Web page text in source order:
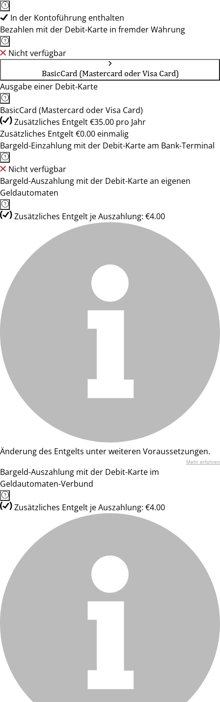
In der Kontoführung enthalten
Bezahlen mit der Debit-Karte in fremder Währung
Nicht verfügbar
BasicCard (Mastercard oder Visa Card)
Ausgabe einer Debit-Karte
BasicCard (Mastercard oder Visa Card)
Zusätzliches Entgelt €35.00 pro Jahr
Zusätzliches Entgelt €0.00 einmalig
Bargeld-Einzahlung mit der Debit-Karte am Bank-Terminal
Nicht verfügbar
Bargeld-Auszahlung mit der Debit-Karte an eigenen
Geldautomaten
Zusätzliches Entgelt je Auszahlung: €4.00
Änderung des Entgelts unter weiteren Voraussetzungen.
Mehr erfahren
Bargeld-Auszahlung mit der Debit-Karte im
Geldautomaten-Verbund
Zusätzliches Entgelt je Auszahlung: €4.00